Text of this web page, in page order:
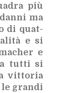
più
ma
di quat­
e si
e
tut­ti si
vit­to­ria
le gran­di